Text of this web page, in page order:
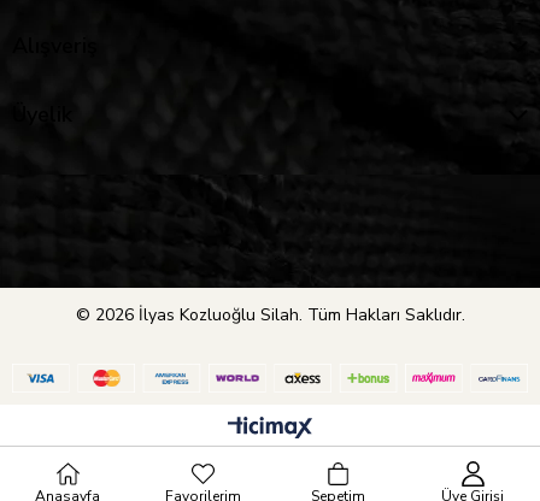
© 2026 İlyas Kozluoğlu Silah. Tüm Hakları Saklıdır.
Anasayfa Favorilerim Sepetim Üye Girişi